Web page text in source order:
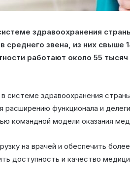
здравоохранения
среднего звена, из них свыше
работают около 55
системе здравоохранения
расширению функционала и
командной модели оказания
на врачей и обеспечить
доступность и качество